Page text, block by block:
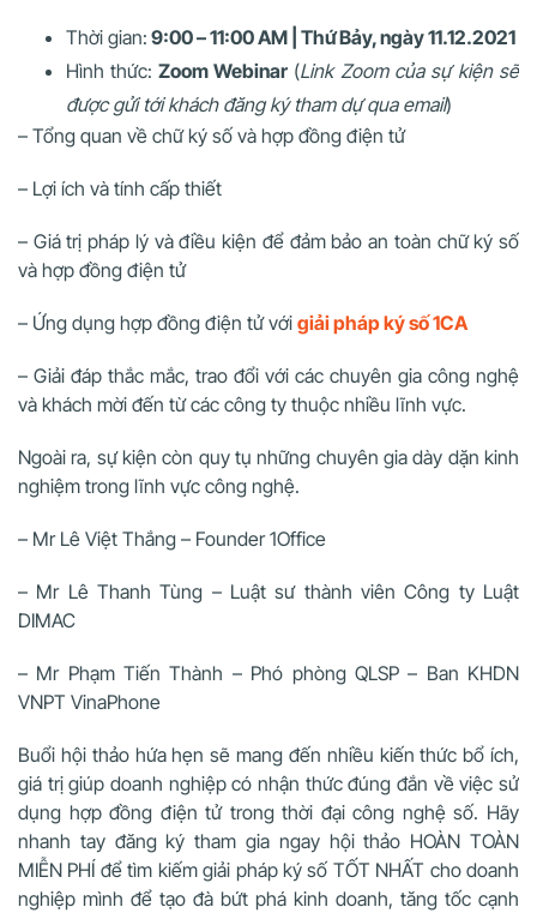
Thời gian: 9:00 – 11:00 AM | Thứ Bảy, ngày 11.12.2021
Hình thức: Zoom Webinar (Link Zoom của sự kiện sẽ
được gửi tới khách đăng ký tham dự qua email)
– Tổng quan về chữ ký số và hợp đồng điện tử
– Lợi ích và tính cấp thiết
– Giá trị pháp lý và điều kiện để đảm bảo an toàn chữ ký số
và hợp đồng điện tử
– Ứng dụng hợp đồng điện tử với giải pháp ký số 1CA
– Giải đáp thắc mắc, trao đổi với các chuyên gia công nghệ
và khách mời đến từ các công ty thuộc nhiều lĩnh vực.
Ngoài ra, sự kiện còn quy tụ những chuyên gia dày dặn kinh
nghiệm trong lĩnh vực công nghệ.
– Mr Lê Việt Thắng – Founder 1Office
– Mr Lê Thanh Tùng – Luật sư thành viên Công ty Luật
DIMAC
– Mr Phạm Tiến Thành – Phó phòng QLSP – Ban KHDN
VNPT VinaPhone
Buổi hội thảo hứa hẹn sẽ mang đến nhiều kiến thức bổ ích,
giá trị giúp doanh nghiệp có nhận thức đúng đắn về việc sử
dụng hợp đồng điện tử trong thời đại công nghệ số. Hãy
nhanh tay đăng ký tham gia ngay hội thảo HOÀN TOÀN
MIỄN PHÍ để tìm kiếm giải pháp ký số TỐT NHẤT cho doanh
nghiệp mình để tạo đà bứt phá kinh doanh, tăng tốc cạnh